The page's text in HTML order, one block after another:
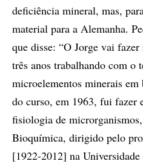
deficiência mineral, mas,
material para a Alemanha.
que disse: “O Jorge vai
três anos trabalhando com o
microelementos minerais
do curso, em 1963, fui fazer
fisiologia de
Bioquímica, dirigido pelo
[1922-2012] na